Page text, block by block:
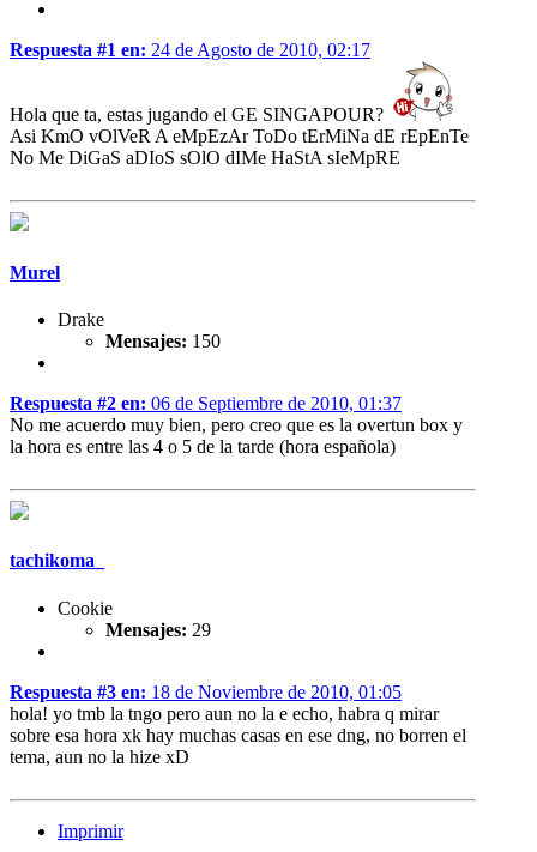
Respuesta #1 en: 24 de Agosto de 2010, 02:17
Hola que ta, estas jugando el GE SINGAPOUR?
Asi KmO vOlVeR A eMpEzAr ToDo tErMiNa dE rEpEnTe
No Me DiGaS aDIoS sOlO dIMe HaStA sIeMpRE
Murel
Drake
Mensajes: 150
Respuesta #2 en: 06 de Septiembre de 2010, 01:37
No me acuerdo muy bien, pero creo que es la overtun box y
la hora es entre las 4 o 5 de la tarde (hora española)
tachikoma_
Cookie
Mensajes: 29
Respuesta #3 en: 18 de Noviembre de 2010, 01:05
hola! yo tmb la tngo pero aun no la e echo, habra q mirar
sobre esa hora xk hay muchas casas en ese dng, no borren el
tema, aun no la hize xD
Imprimir